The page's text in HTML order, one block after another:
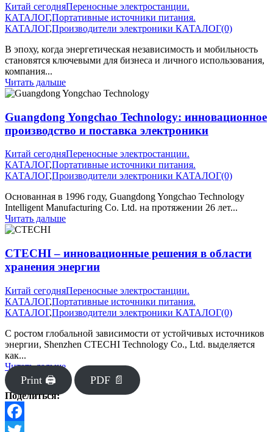
Китай сегодняПереносные электростанции.
КАТАЛОГ,Портативные источники питания.
КАТАЛОГ,Производители электроники КАТАЛОГ(0)
В эпоху, когда энергетическая независимость и мобильность
становятся ключевыми для бизнеса и личного использования,
компания...
Читать дальше
Guangdong Yongchao Technology: инновационное
производство и поставка электроники
Китай сегодняПереносные электростанции.
КАТАЛОГ,Портативные источники питания.
КАТАЛОГ,Производители электроники КАТАЛОГ(0)
Основанная в 1996 году, Guangdong Yongchao Technology
Intelligent Manufacturing Co. Ltd. на протяжении 26 лет...
Читать дальше
CTECHI – инновационные решения в области
хранения энергии
Китай сегодняПереносные электростанции.
КАТАЛОГ,Портативные источники питания.
КАТАЛОГ,Производители электроники КАТАЛОГ(0)
С ростом глобальной зависимости от устойчивых источников
энергии, Shenzhen CTECHI Technology Co., Ltd. выделяется
как...
Читать дальше
Print 🖨 PDF 📄
Поделиться: